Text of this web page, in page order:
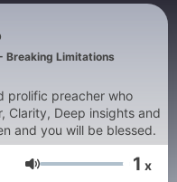
Breaking Limitations
prolific preacher who
Clarity, Deep insights and
and you will be blessed.
Volume 1 x